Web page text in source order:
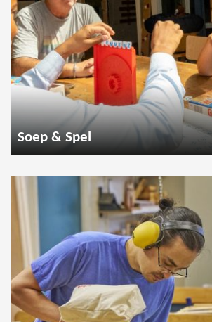
Soep & Spel